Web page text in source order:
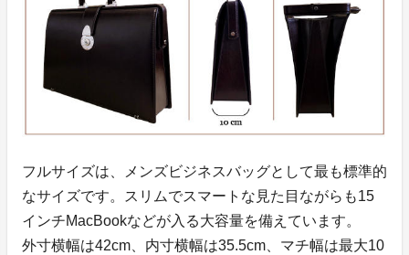
フルサイズは、メンズビジネスバッグとして最も標準的
なサイズです。スリムでスマートな見た目ながらも15
インチMacBookなどが入る大容量を備えています。
外寸横幅は42cm、内寸横幅は35.5cm、マチ幅は最大10